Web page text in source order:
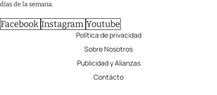
días de la semana.
Facebook Instagram Youtube
Política de privacidad
Sobre Nosotros
Publicidad y Alianzas
Contácto